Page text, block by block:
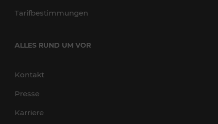
Tarifbestimmungen
ALLES RUND UM VOR
Kontakt
Presse
Karriere